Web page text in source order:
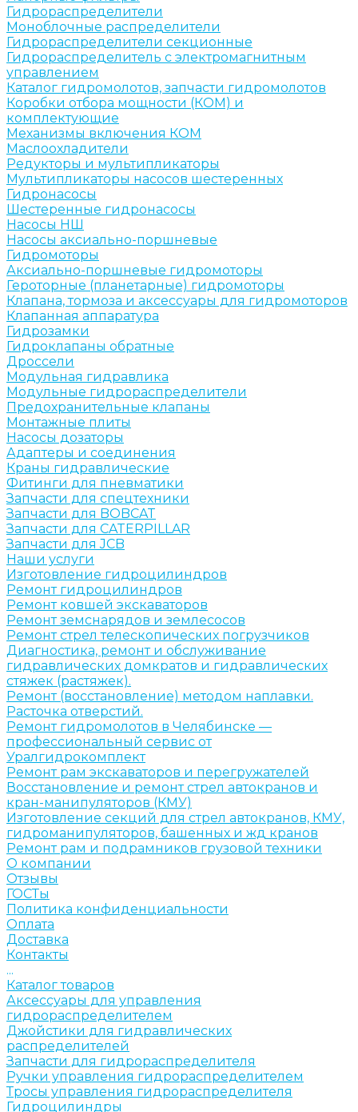
Гидрораспределители
Моноблочные распределители
Гидрораспределители секционные
Гидрораспределитель с электромагнитным
управлением
Каталог гидромолотов, запчасти гидромолотов
Коробки отбора мощности (КОМ) и
комплектующие
Механизмы включения КОМ
Маслоохладители
Редукторы и мультипликаторы
Мультипликаторы насосов шестеренных
Гидронасосы
Шестеренные гидронасосы
Насосы НШ
Насосы аксиально-поршневые
Гидромоторы
Аксиально-поршневые гидромоторы
Героторные (планетарные) гидромоторы
Клапана, тормоза и аксессуары для гидромоторов
Клапанная аппаратура
Гидрозамки
Гидроклапаны обратные
Дроссели
Модульная гидравлика
Модульные гидрораспределители
Предохранительные клапаны
Монтажные плиты
Насосы дозаторы
Адаптеры и соединения
Краны гидравлические
Фитинги для пневматики
Запчасти для спецтехники
Запчасти для BOBCAT
Запчасти для CATERPILLAR
Запчасти для JCB
Наши услуги
Изготовление гидроцилиндров
Ремонт гидроцилиндров
Ремонт ковшей экскаваторов
Ремонт земснарядов и землесосов
Ремонт стрел телескопических погрузчиков
Диагностика, ремонт и обслуживание
гидравлических домкратов и гидравлических
стяжек (растяжек).
Ремонт (восстановление) методом наплавки.
Расточка отверстий.
Ремонт гидромолотов в Челябинске —
профессиональный сервис от
Уралгидрокомплект
Ремонт рам экскаваторов и перегружателей
Восстановление и ремонт стрел автокранов и
кран-манипуляторов (КМУ)
Изготовление секций для стрел автокранов, КМУ,
гидроманипуляторов, башенных и жд кранов
Ремонт рам и подрамников грузовой техники
О компании
Отзывы
ГОСТы
Политика конфиденциальности
Оплата
Доставка
Контакты
...
Каталог товаров
Аксессуары для управления
гидрораспределителем
Джойстики для гидравлических
распределителей
Запчасти для гидрораспределителя
Ручки управления гидрораспределителем
Тросы управления гидрораспределителя
Гидроцилиндры